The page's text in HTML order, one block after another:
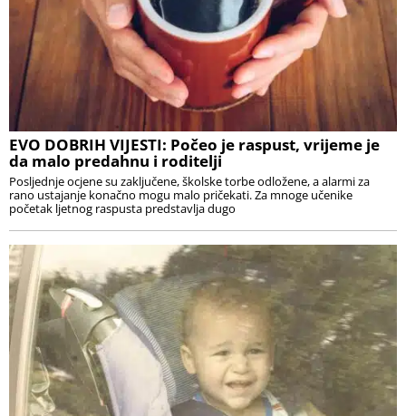
EVO DOBRIH VIJESTI: Počeo je raspust, vrijeme je
da malo predahnu i roditelji
Posljednje ocjene su zaključene, školske torbe odložene, a alarmi za
rano ustajanje konačno mogu malo pričekati. Za mnoge učenike
početak ljetnog raspusta predstavlja dugo